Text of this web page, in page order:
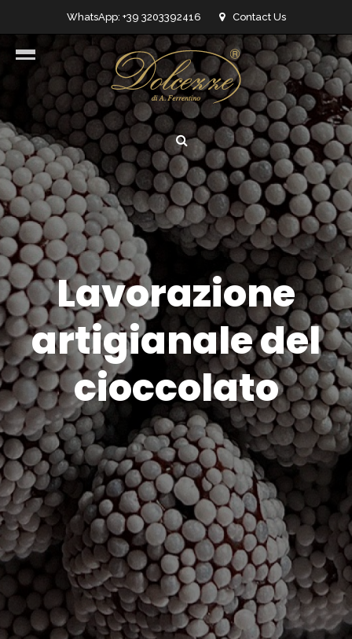
WhatsApp: +39 3203392416 Contact Us
info@dolcezzedicioccolato.it
Lavorazione
artigianale del
cioccolato